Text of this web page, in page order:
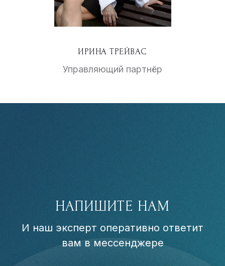
ИРИНА ТРЕЙВАС
Управляющий партнёр
НАПИШИТЕ НАМ
И наш эксперт оперативно ответит
вам в мессенджере